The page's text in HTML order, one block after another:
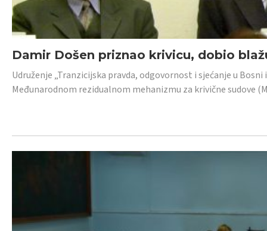
Damir Došen priznao krivicu, dobio
Udruženje „Tranzicijska pravda, odgovornost i sjećanje u
Međunarodnom rezidualnom mehanizmu za krivične sudove